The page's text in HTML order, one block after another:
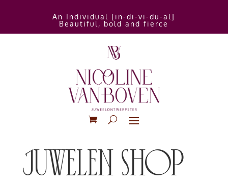
An Individual [in-di-vi-du-al]
Beautiful, bold and fierce
juwelen shop